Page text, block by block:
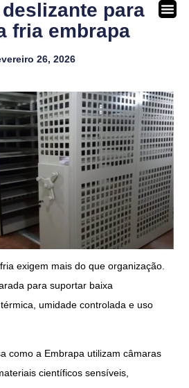
para
fria embrapa
26, 2026
exigem mais do que organização.
para suportar baixa
umidade controlada e uso
como a Embrapa utilizam câmaras
científicos sensíveis,